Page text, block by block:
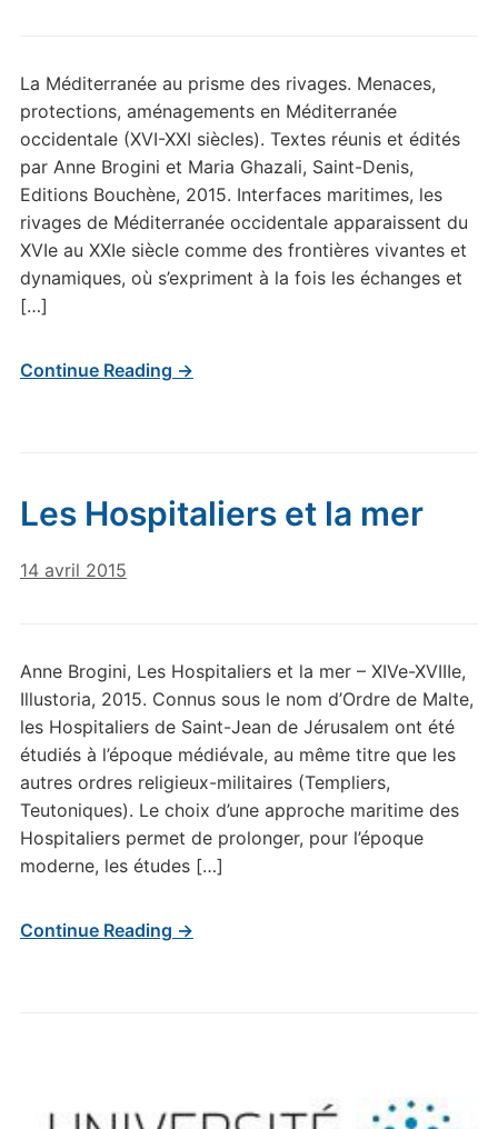
La Méditerranée au prisme des rivages. Menaces,
protections, aménagements en Méditerranée
occidentale (XVI-XXI siècles). Textes réunis et édités
par Anne Brogini et Maria Ghazali, Saint-Denis,
Editions Bouchène, 2015. Interfaces maritimes, les
rivages de Méditerranée occidentale apparaissent du
XVIe au XXIe siècle comme des frontières vivantes et
dynamiques, où s’expriment à la fois les échanges et
[…]
Continue Reading →
Les Hospitaliers et la mer
14 avril 2015
Anne Brogini, Les Hospitaliers et la mer – XIVe-XVIIIe,
Illustoria, 2015. Connus sous le nom d’Ordre de Malte,
les Hospitaliers de Saint-Jean de Jérusalem ont été
étudiés à l’époque médiévale, au même titre que les
autres ordres religieux-militaires (Templiers,
Teutoniques). Le choix d’une approche maritime des
Hospitaliers permet de prolonger, pour l’époque
moderne, les études […]
Continue Reading →